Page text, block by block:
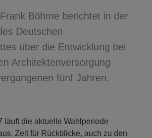
Böhme berichtet in der
Deutschen
über die Entwicklung bei
Architektenversorgung
fünf Jahren.
läuft die aktuelle Wahlperiode
Zeit für Rückblicke, auch zu den